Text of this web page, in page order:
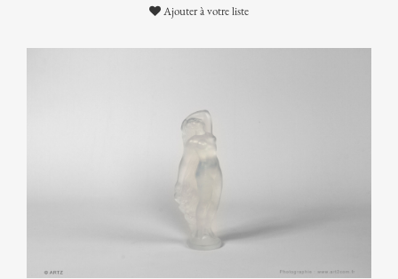
Ajouter à votre liste